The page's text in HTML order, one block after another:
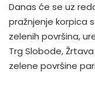
Danas će se uz
pražnjenje korpica
zelenih površina,
Trg Slobode,
zelene površine